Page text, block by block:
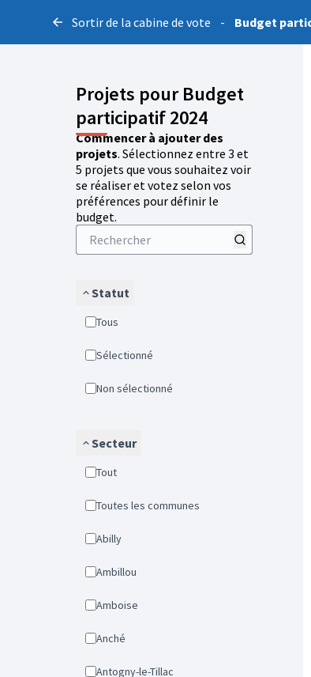
Sortir de la cabine de vote - Budget
Projets pour Budget
participatif 2024
Commencer à ajouter des
projets. Sélectionnez entre 3 et
5 projets que vous souhaitez voir
se réaliser et votez selon vos
préférences pour définir le
budget.
Statut
Tous
Sélectionné
Non sélectionné
Secteur
Tout
Toutes les communes
Abilly
Ambillou
Amboise
Anché
Antogny-le-Tillac